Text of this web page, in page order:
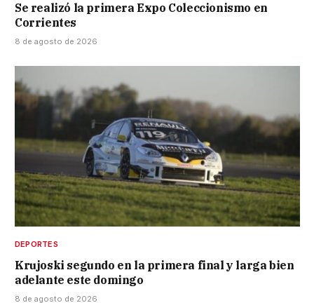
Se realizó la primera Expo Coleccionismo en
Corrientes
8 de agosto de 2026
DEPORTES
Krujoski segundo en la primera final y larga bien
adelante este domingo
8 de agosto de 2026